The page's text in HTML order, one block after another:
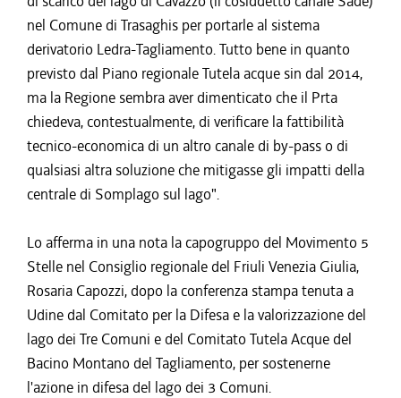
nel Comune di Trasaghis per portarle al sistema
derivatorio Ledra-Tagliamento. Tutto bene in quanto
previsto dal Piano regionale Tutela acque sin dal 2014,
ma la Regione sembra aver dimenticato che il Prta
chiedeva, contestualmente, di verificare la fattibilità
tecnico-economica di un altro canale di by-pass o di
qualsiasi altra soluzione che mitigasse gli impatti della
centrale di Somplago sul lago".
Lo afferma in una nota la capogruppo del Movimento 5
Stelle nel Consiglio regionale del Friuli Venezia Giulia,
Rosaria Capozzi, dopo la conferenza stampa tenuta a
Udine dal Comitato per la Difesa e la valorizzazione del
lago dei Tre Comuni e del Comitato Tutela Acque del
Bacino Montano del Tagliamento, per sostenerne
l'azione in difesa del lago dei 3 Comuni.